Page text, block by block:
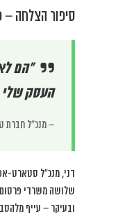
סיפור הצלחה –
“הם
העסק שלי
– מנכ”ל חברת
דני, מנכ”ל סטארט-
שלושה משרדי פרסום
ובעיקר – עייף